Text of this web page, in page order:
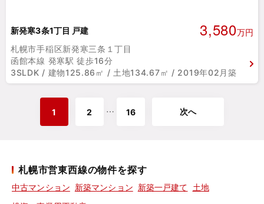
新発寒3条1丁目 戸建 3,580万円
札幌市手稲区新発寒三条１丁目
函館本線 発寒駅 徒歩16分
3SLDK / 建物125.86㎡ / 土地134.67㎡ / 2019年02月築
1 2 ⋯ 16 次へ
札幌市営東西線の物件を探す
中古マンション 新築マンション 新築一戸建て
土地